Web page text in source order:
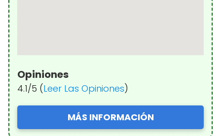
Opiniones
4.1/5 (Leer Las Opiniones)
MÁS INFORMACIÓN